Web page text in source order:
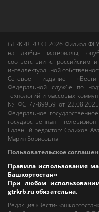
GTRKRB.RU © 2026Филиал
на любые материалы,
соответствии с российским
интеллектуальной
Сетевое издание «Вести-
Федеральной службе по
технологий и массовых
№ ФС 77-89959 от
Федеральное
государственная
Главный редактор:Салихов
Мария Борисовна.
Пользовательское
Правила использования
Башкортостан»
При любом
gtrkrb.ru обязательна.
Редакция «Вести-Башкортостан»